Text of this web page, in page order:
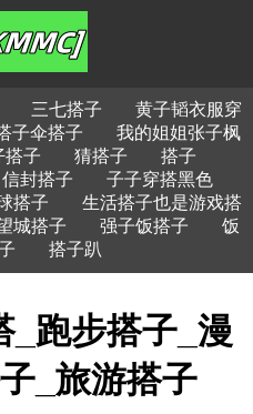
三七搭子
黄子韬衣服穿
子伞搭子
我的姐姐张子枫
搭子 猜搭子
搭子
信封搭子
子子穿搭黑色
搭子
生活搭子也是游戏搭
城搭子 强子饭搭子
饭
搭子趴
_跑步搭子_漫
_旅游搭子